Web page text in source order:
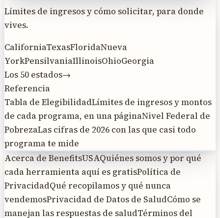
Límites de ingresos y cómo solicitar, para donde
vives.
CaliforniaTexasFloridaNueva
YorkPensilvaniaIllinoisOhioGeorgia
Los 50 estados→
Referencia
Tabla de ElegibilidadLímites de ingresos y montos
de cada programa, en una páginaNivel Federal de
PobrezaLas cifras de 2026 con las que casi todo
programa te mide
Acerca de BenefitsUSAQuiénes somos y por qué
cada herramienta aquí es gratisPolítica de
PrivacidadQué recopilamos y qué nunca
vendemosPrivacidad de Datos de SaludCómo se
manejan las respuestas de saludTérminos del